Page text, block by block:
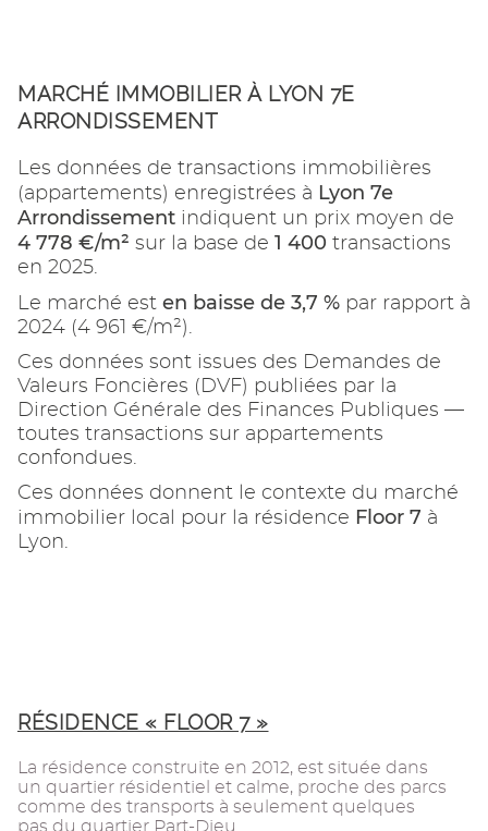
MARCHÉ IMMOBILIER À LYON 7E
ARRONDISSEMENT
Les données de transactions immobilières
(appartements) enregistrées à Lyon 7e
Arrondissement indiquent un prix moyen de
4 778 €/m² sur la base de 1 400 transactions
en 2025.
Le marché est en baisse de 3,7 % par rapport à
2024 (4 961 €/m²).
Ces données sont issues des Demandes de
Valeurs Foncières (DVF) publiées par la
Direction Générale des Finances Publiques —
toutes transactions sur appartements
confondues.
Ces données donnent le contexte du marché
immobilier local pour la résidence Floor 7 à
Lyon.
RÉSIDENCE « FLOOR 7 »
La résidence construite en 2012, est située dans
un quartier résidentiel et calme, proche des parcs
comme des transports à seulement quelques
pas du quartier Part-Dieu